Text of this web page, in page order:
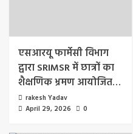
एसआरयू फार्मेसी विभाग
द्वारा SRIMSR में छात्रों का
शैक्षणिक भ्रमण आयोजित…
rakesh Yadav
April 29, 2026
0